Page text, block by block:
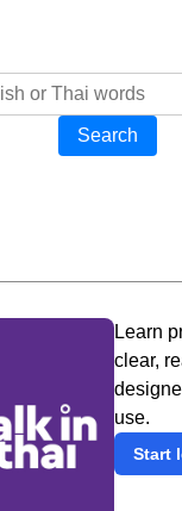
Search
Learn
clear,
use.
Start